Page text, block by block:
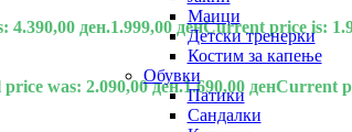
Маици
Детски тренерки
Костим за капење
Обувки
Патики
Сандалки
4.390,00 ден.1.999,00 денCurrent price is:
was: 2.090,00 ден.1.690,00 денCurrent